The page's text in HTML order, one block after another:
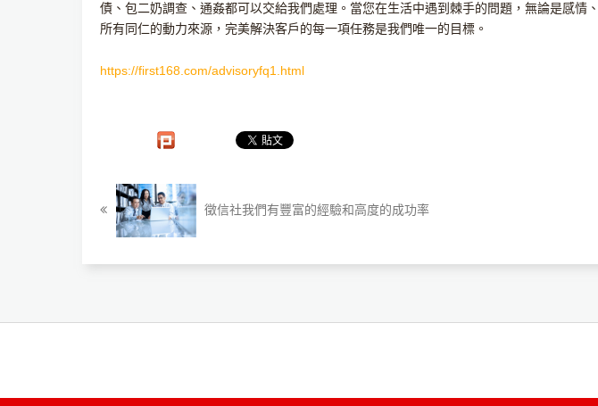
債、包二奶調查、通姦都可以交給我們處理。當您在生活中遇到棘手的問題，無論是感
所有同仁的動力來源，完美解決客戶的每一項任務是我們唯一的目標。
https://first168.com/advisoryfq1.html
徵信社我們有豐富的經驗和高度的成功率